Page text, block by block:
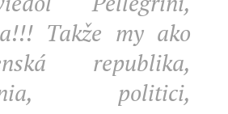
Takže my ako
republika,
politici,